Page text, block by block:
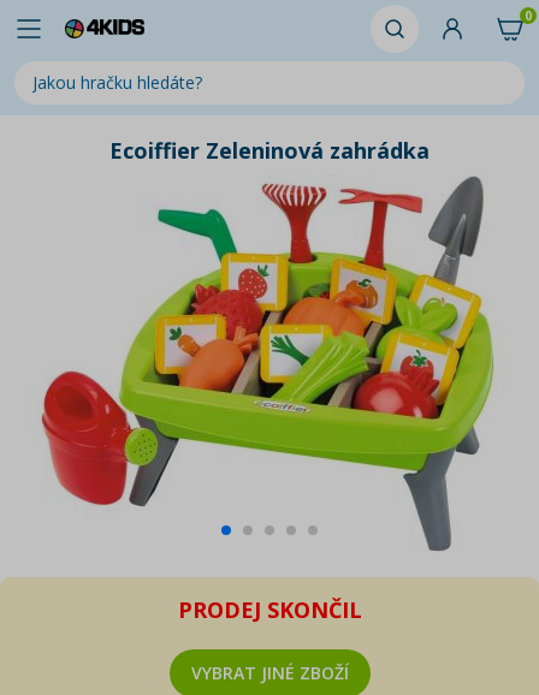
0
Ecoiffier Zeleninová zahrádka
PRODEJ SKONČIL
VYBRAT JINÉ ZBOŽÍ